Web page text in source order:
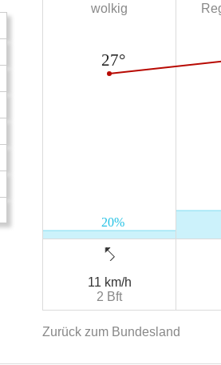
wolkig
11 km/h
2 Bft
Zurück zum Bundesland